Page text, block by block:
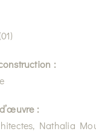
:
:
Nathalia